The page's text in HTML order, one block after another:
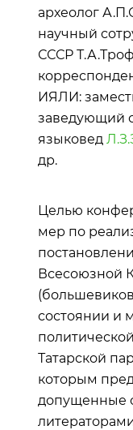
археолог
научный
СССР
ИЯЛИ:
заведующий
языковед
др.
Целью
мер по
Всесоюзной
состоянии и
Татарской
которым
допущенные